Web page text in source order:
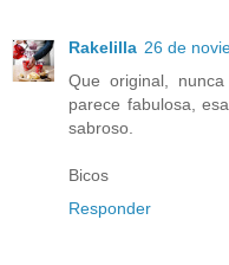
Rakelilla 26 de
Que original,
parece fabulosa,
sabroso.
Bicos
Responder